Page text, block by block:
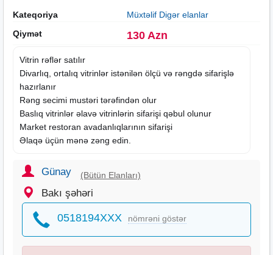
Kateqoriya
Müxtəlif Digər elanlar
Qiymət
130 Azn
Vitrin rəflər satılır
Divarlıq, ortalıq vitrinlər istənilən ölçü və rəngdə sifarişlə
hazırlanır
Rəng secimi mustəri tərəfindən olur
Baslıq vitrinlər əlavə vitrinlərin sifarişi qəbul olunur
Market restoran avadanlıqlarının sifarişi
Əlaqə üçün mənə zəng edin.
Günay (Bütün Elanları)
Bakı şəhəri
0518194XXX nömrəni göstər